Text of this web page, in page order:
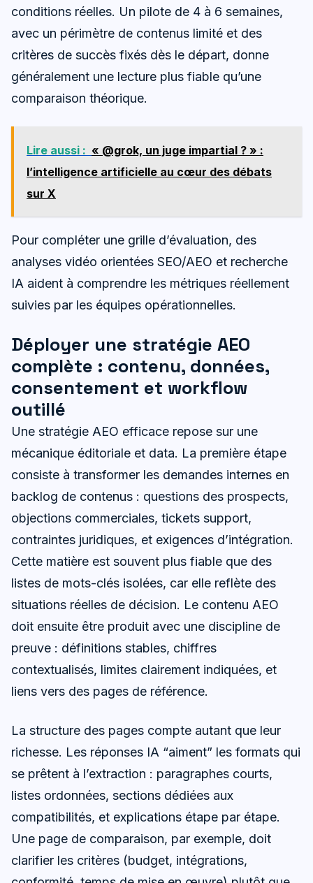
conditions réelles. Un pilote de 4 à 6 semaines,
avec un périmètre de contenus limité et des
critères de succès fixés dès le départ, donne
généralement une lecture plus fiable qu’une
comparaison théorique.
Lire aussi : « @grok, un juge impartial ? » :
l’intelligence artificielle au cœur des débats
sur X
Pour compléter une grille d’évaluation, des
analyses vidéo orientées SEO/AEO et recherche
IA aident à comprendre les métriques réellement
suivies par les équipes opérationnelles.
Déployer une stratégie AEO
complète : contenu, données,
consentement et workflow
outillé
Une stratégie AEO efficace repose sur une
mécanique éditoriale et data. La première étape
consiste à transformer les demandes internes en
backlog de contenus : questions des prospects,
objections commerciales, tickets support,
contraintes juridiques, et exigences d’intégration.
Cette matière est souvent plus fiable que des
listes de mots-clés isolées, car elle reflète des
situations réelles de décision. Le contenu AEO
doit ensuite être produit avec une discipline de
preuve : définitions stables, chiffres
contextualisés, limites clairement indiquées, et
liens vers des pages de référence.
La structure des pages compte autant que leur
richesse. Les réponses IA “aiment” les formats qui
se prêtent à l’extraction : paragraphes courts,
listes ordonnées, sections dédiées aux
compatibilités, et explications étape par étape.
Une page de comparaison, par exemple, doit
clarifier les critères (budget, intégrations,